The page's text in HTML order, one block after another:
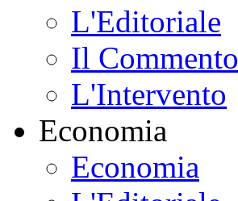
L'Editoriale
Il Commento
L'Intervento
Economia
Economia